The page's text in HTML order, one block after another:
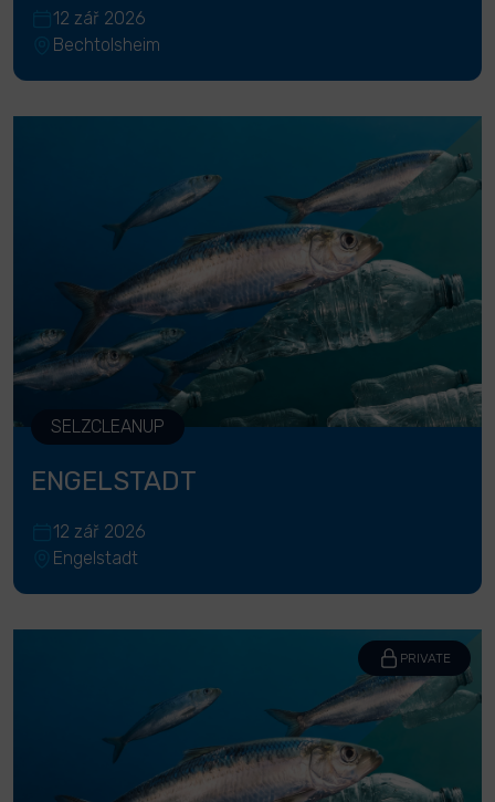
12 zář 2026
Bechtolsheim
SELZCLEANUP
ENGELSTADT
12 zář 2026
Engelstadt
PRIVATE